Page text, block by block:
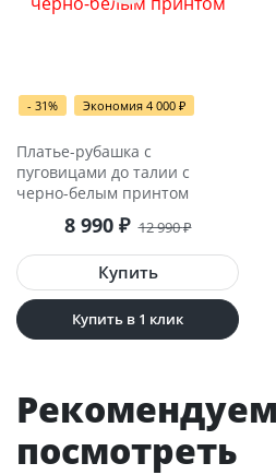
- 31% Экономия 4 000 ₽
Платье-рубашка с
пуговицами до талии с
черно-белым принтом
8 990 ₽ 12 990₽
Купить в 1 клик
Рекомендуем
посмотреть